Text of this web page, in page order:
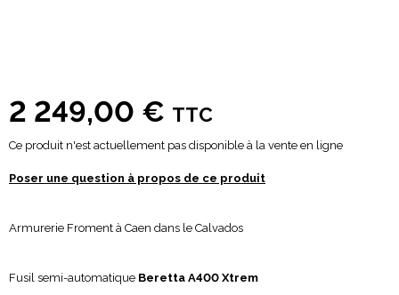
2 249,00 € TTC
Ce produit n'est actuellement pas disponible à la vente en ligne
Poser une question à propos de ce produit
Armurerie Froment à Caen dans le Calvados
Fusil semi-automatique Beretta A400 Xtrem